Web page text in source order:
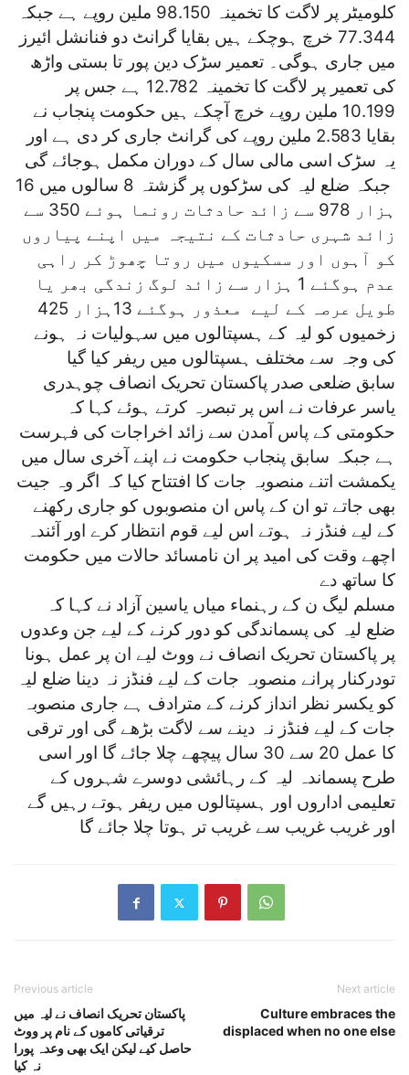
کلومیٹر پر لاگت کا تخمینہ 98.150 ملین روپے ہے جبکہ
77.344 خرچ ہوچکے ہیں بقایا گرانٹ دو فنانشل ائیرز
میں جاری ہوگی۔ تعمیر سڑک دین پور تا بستی واڑھ
کی تعمیر پر لاگت کا تخمینہ 12.782 ہے جس پر
10.199 ملین روپے خرچ آچکے ہیں حکومت پنجاب نے
بقایا 2.583 ملین روپے کی گرانٹ جاری کر دی ہے اور
یہ سڑک اسی مالی سال کے دوران مکمل ہوجائے گی
جبکہ ضلع لیہ کی سڑکوں پر گزشتہ 8 سالوں میں 16
ہزار 978 سے زائد حادثات رونما ہوئے 350 سے
زائد شہری حادثات کے نتیجہ میں اپنے پیاروں
کو آہوں اور سسکیوں میں روتا چھوڑ کر راہی
عدم ہوگئے 1 ہزار سے زائد لوگ زندگی بھر یا
طویل عرصہ کے لیے معذور ہوگئے 13ہزار 425
زخمیوں کو لیہ کے ہسپتالوں میں سہولیات نہ ہونے
کی وجہ سے مختلف ہسپتالوں میں ریفر کیا گیا
سابق ضلعی صدر پاکستان تحریک انصاف چوہدری
یاسر عرفات نے اس پر تبصرہ کرتے ہوئے کہا کہ
حکومتی کے پاس آمدن سے زائد اخراجات کی فہرست
ہے جبکہ سابق پنجاب حکومت نے اپنے آخری سال میں
یکمشت اتنے منصوبہ جات کا افتتاح کیا کہ اگر وہ جیت
بھی جاتے تو ان کے پاس ان منصوبوں کو جاری رکھنے
کے لیے فنڈز نہ ہوتے اس لیے قوم انتظار کرے اور آئندہ
اچھے وقت کی امید پر ان نامسائد حالات میں حکومت
کا ساتھ دے
مسلم لیگ ن کے رہنماء میاں یاسین آزاد نے کہا کہ
ضلع لیہ کی پسماندگی کو دور کرنے کے لیے جن وعدوں
پر پاکستان تحریک انصاف نے ووٹ لیے ان پر عمل ہونا
تودرکنار پرانے منصوبہ جات کے لیے فنڈز نہ دینا ضلع لیہ
کو یکسر نظر انداز کرنے کے مترادف ہے جاری منصوبہ
جات کے لیے فنڈز نہ دینے سے لاگت بڑھے گی اور ترقی
کا عمل 20 سے 30 سال پیچھے چلا جائے گا اور اسی
طرح پسماندہ لیہ کے رہائشی دوسرے شہروں کے
تعلیمی اداروں اور ہسپتالوں میں ریفر ہوتے رہیں گے
اور غریب غریب سے غریب تر ہوتا چلا جائے گا
Previous article
پاکستان تحریک انصاف نے لیہ میں
ترقیاتی کاموں کے نام پر ووٹ
حاصل کیے لیکن ایک بھی وعدہ پورا
نہ کیا
Next article
Culture embraces the
displaced when no one else